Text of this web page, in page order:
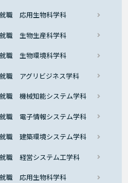
職 応用生物科学科
職 生物生産科学科
職 生物環境科学科
職 アグリビジネス学科
職 機械知能システム学科
職 電子情報システム学科
職 建築環境システム学科
職 経営システム工学科
職 応用生物科学科